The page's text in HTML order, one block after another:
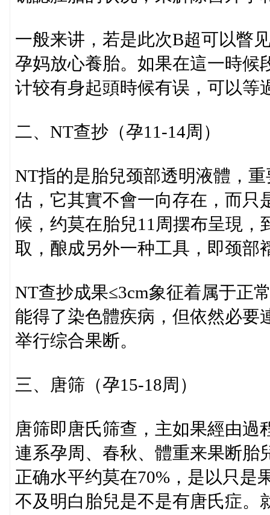
一般来讲，若是此次B超可以瞥
孕妈放心養胎。如果在這一時候
计较有身起頭時候有误，可以等
二、NT查抄（孕11-14周）
NT指的是胎兒颈部透明液體，
估，它其實不會一向存在，而只
候，约莫在胎兒11周摆布呈現，
取，酿成另外一种工具，即颈部
NT查抄成果≤3cm象征着属于正
能得了染色體疾病，但依然必要
举行综合果断。
三、唐筛（孕15-18周）
唐筛即唐氏筛查，主如果經由過
連系孕周、春秋、體重来果断胎
正确水平约莫在70%，是以只是
不及明白胎兒是不是有唐氏症。